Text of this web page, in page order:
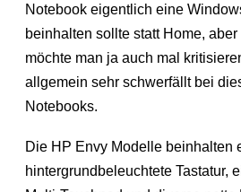
Notebook eigentlich eine
beinhalten sollte statt Home,
möchte man ja auch mal
allgemein sehr schwerfällt bei
Notebooks.
Die HP Envy Modelle beinhalten
hintergrundbeleuchtete Tastatur,